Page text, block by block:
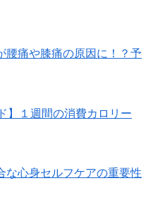
腰痛や膝痛の原因に！？予
】１週間の消費カロリー
な心身セルフケアの重要性